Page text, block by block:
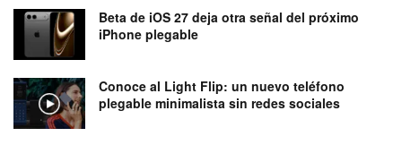
Beta de iOS 27 deja otra señal del próximo
iPhone plegable
Conoce al Light Flip: un nuevo teléfono
plegable minimalista sin redes sociales